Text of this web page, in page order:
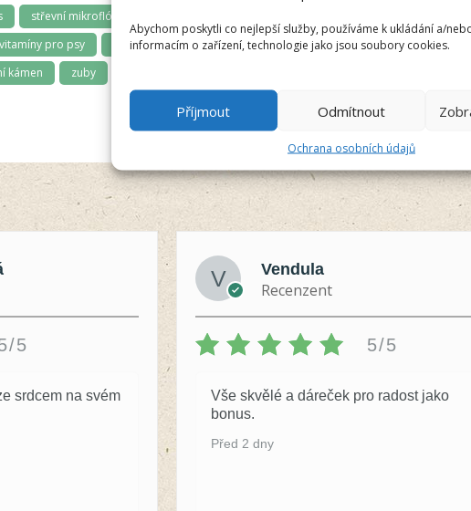
Abychom poskytli co nejlepší služby, používáme k ukládání a/
informacím o zařízení, technologie jako jsou soubory cookies.
Příjmout Odmítnout
Ochrana osobních údajů
střevní mikroflóra
vitamíny pro psy výtoky zabarvení srsti zablešení záchrana zvířat
kámen zuby
5
srdcem na svém
Vendula
Recenzent
5/5
Vše skvělé a dáreček pro radost jako
bonus.
Před 2 dny